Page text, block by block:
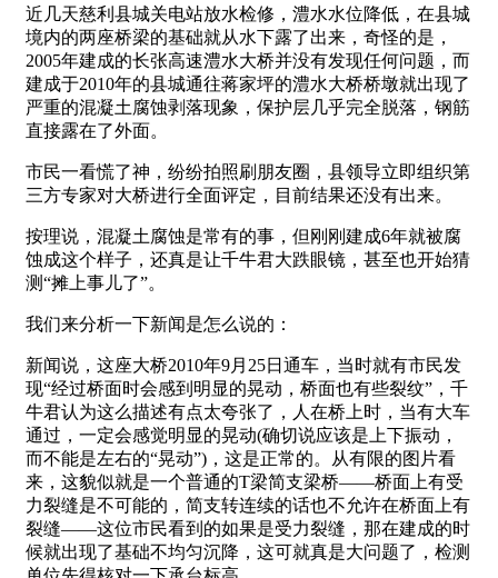
近几天慈利县城关电站放水检修，澧水水位降低，在县城
境内的两座桥梁的基础就从水下露了出来，奇怪的是，
2005年建成的长张高速澧水大桥并没有发现任何问题，而
建成于2010年的县城通往蒋家坪的澧水大桥桥墩就出现了
严重的混凝土腐蚀剥落现象，保护层几乎完全脱落，钢筋
直接露在了外面。
市民一看慌了神，纷纷拍照刷朋友圈，县领导立即组织第
三方专家对大桥进行全面评定，目前结果还没有出来。
按理说，混凝土腐蚀是常有的事，但刚刚建成6年就被腐
蚀成这个样子，还真是让千牛君大跌眼镜，甚至也开始猜
测“摊上事儿了”。
我们来分析一下新闻是怎么说的：
新闻说，这座大桥2010年9月25日通车，当时就有市民发
现“经过桥面时会感到明显的晃动，桥面也有些裂纹”，千
牛君认为这么描述有点太夸张了，人在桥上时，当有大车
通过，一定会感觉明显的晃动(确切说应该是上下振动，
而不能是左右的“晃动”)，这是正常的。从有限的图片看
来，这貌似就是一个普通的T梁简支梁桥——桥面上有受
力裂缝是不可能的，简支转连续的话也不允许在桥面上有
裂缝——这位市民看到的如果是受力裂缝，那在建成的时
候就出现了基础不均匀沉降，这可就真是大问题了，检测